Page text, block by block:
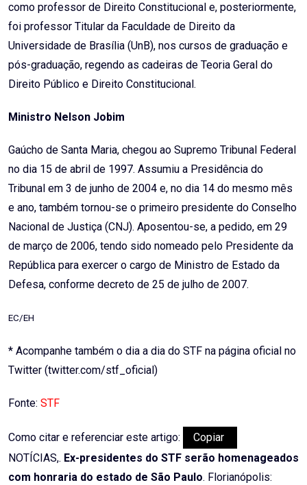
como professor de Direito Constitucional e, posteriormente,
foi professor Titular da Faculdade de Direito da
Universidade de Brasília (UnB), nos cursos de graduação e
pós-graduação, regendo as cadeiras de Teoria Geral do
Direito Público e Direito Constitucional.
Ministro Nelson Jobim
Gaúcho de Santa Maria, chegou ao Supremo Tribunal Federal
no dia 15 de abril de 1997. Assumiu a Presidência do
Tribunal em 3 de junho de 2004 e, no dia 14 do mesmo mês
e ano, também tornou-se o primeiro presidente do Conselho
Nacional de Justiça (CNJ). Aposentou-se, a pedido, em 29
de março de 2006, tendo sido nomeado pelo Presidente da
República para exercer o cargo de Ministro de Estado da
Defesa, conforme decreto de 25 de julho de 2007.
EC/EH
* Acompanhe também o dia a dia do STF na página oficial no
Twitter (twitter.com/stf_oficial)
Fonte: STF
Como citar e referenciar este artigo:
Copiar
NOTÍCIAS,. Ex-presidentes do STF serão homenageados
com honraria do estado de São Paulo. Florianópolis: